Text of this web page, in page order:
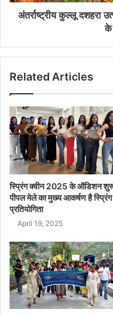
अंतर्राष्ट्रीय कुल्लू दशहरा
के
Related Articles
स्प्रिंग क्वीन 2025 के ऑडिशन
पीपल मेले का मुख्य आकर्षण है स्प्रिंग
प्रतियोगिता
April 19, 2025